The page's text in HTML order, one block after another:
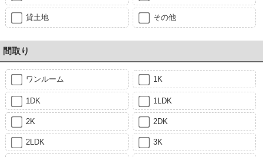
貸土地 その他
間取り
ワンルーム 1K
1DK 1LDK
2K 2DK
2LDK 3K